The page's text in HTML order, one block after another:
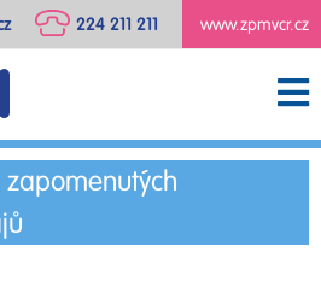
www.zpmvcr.cz
224 211 211